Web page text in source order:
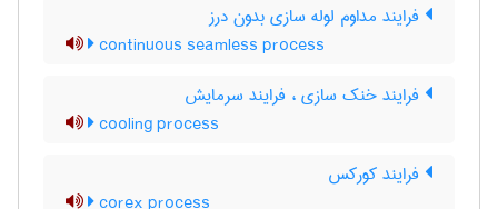
فرایند مداوم لوله سازی بدون درز
continuous seamless process
فرایند خنک سازی ، فرایند سرمایش
cooling process
فرایند کورکس